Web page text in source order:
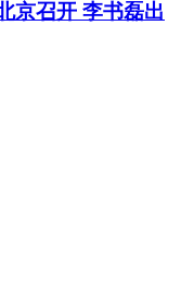
京召开 李书磊出